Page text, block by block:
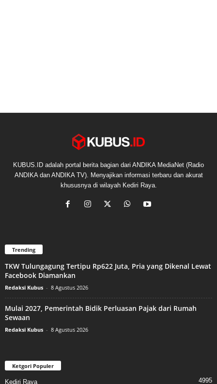
KUBUS.ID adalah portal berita bagian dari ANDIKA MediaNet (Radio
ANDIKA dan ANDIKA TV). Menyajikan informasi terbaru dan akurat
khususnya di wilayah Kediri Raya.
Trending
TKW Tulungagung Tertipu Rp622 Juta, Pria yang Dikenal Lewat
Facebook Diamankan
Redaksi Kubus - 8 Agustus 2026
Mulai 2027, Pemerintah Bidik Perluasan Pajak dari Rumah
Sewaan
Redaksi Kubus - 8 Agustus 2026
Ketgori Populer
Kediri Raya 4995